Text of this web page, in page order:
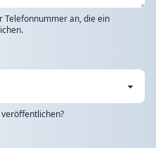
Telefonnummer an, die ein
veröffentlichen?